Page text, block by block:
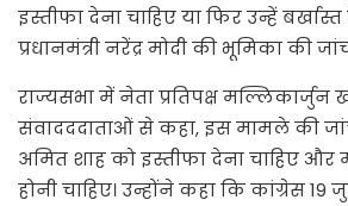
इस्तीफा देना चाहिए या फिर उन्हें
प्रधानमंत्री नरेंद्र मोदी की भूमिका की
राज्यसभा में नेता प्रतिपक्ष मल्लिकार्जुन
संवादददाताओं से कहा, इस मामले की
अमित शाह को इस्तीफा देना चाहिए और
होनी चाहिए। उन्होंने कहा कि कांग्रेस